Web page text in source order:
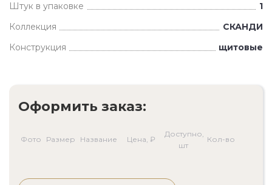
Штук в упаковке
1
Коллекция
СКАНДИ
Конструкция
щитовые
Оформить заказ:
Фото Размер Название Цена, ₽
Доступно,
шт
Кол-во